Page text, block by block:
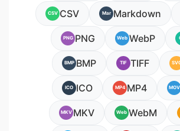
CSV CSV Mar Markdown
PNG PNG Web WebP
BMP BMP TIF TIFF
ICO ICO MP4 MP4 MOV
MKV MKV Web WebM